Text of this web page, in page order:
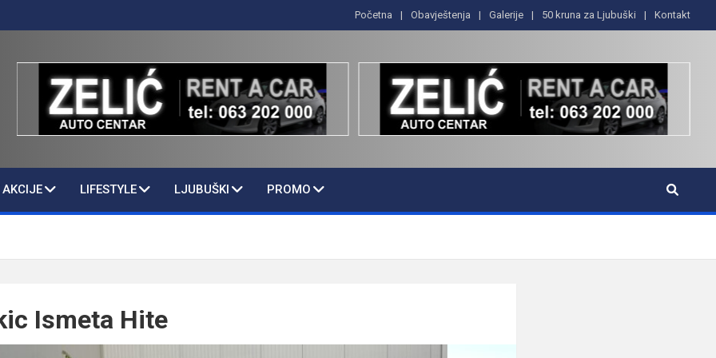
Početna Obavještenja Galerije 50 kruna za Ljubuški Kontakt
LIFESTYLE LJUBUŠKI PROMO
Ismeta Hite